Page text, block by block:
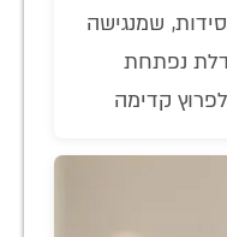
שמנגישה
נפתחת
קדימה